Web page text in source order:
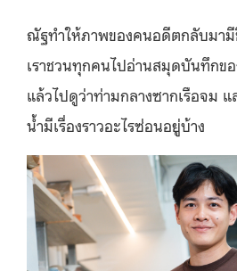
ณัฐทำให้ภาพของคนอดีตกลับมามี
เราชวนทุกคนไปอ่านสมุดบันทึกข
แล้วไปดูว่าท่ามกลางซากเรือจม
น้ำมีเรื่องราวอะไรซ่อนอยู่บ้าง